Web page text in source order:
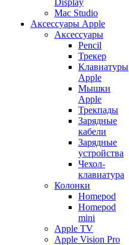
Display
Mac Studio
Аксессуары Apple
Аксессуары
Pencil
Трекер
Клавиатуры
Apple
Мышки
Apple
Трекпады
Зарядные
кабели
Зарядные
устройства
Чехол-
клавиатура
Колонки
Homepod
Homepod
mini
Apple TV
Apple Vision Pro